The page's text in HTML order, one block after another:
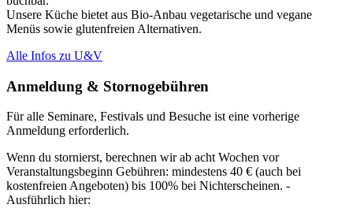
Unsere Küche bietet aus Bio-Anbau vegetarische und vegane
Menüs sowie glutenfreien Alternativen.
Alle Infos zu U&V
Anmeldung & Stornogebühren
Für alle Seminare, Festivals und Besuche ist eine vorherige
Anmeldung erforderlich.
Wenn du stornierst, berechnen wir ab acht Wochen vor
Veranstaltungsbeginn Gebühren: mindestens 40 € (auch bei
kostenfreien Angeboten) bis 100% bei Nichterscheinen. -
Ausführlich hier: